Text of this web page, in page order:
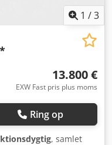
1 /3
13.800 €
EXW Fast pris plus moms
Ring op
, samlet